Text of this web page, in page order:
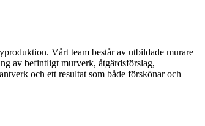
Vårt team består av utbildade murare
av befintligt murverk, åtgärdsförslag,
och ett resultat som både förskönar och